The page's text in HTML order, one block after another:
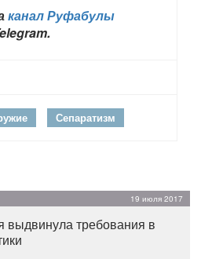
канал Руфабулы
Сепаратизм
19 июля 2017
выдвинула требования в